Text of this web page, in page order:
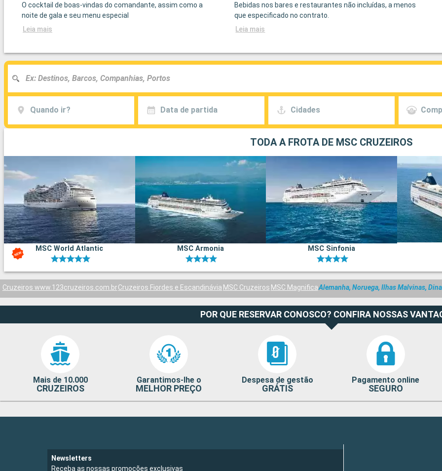
O cocktail de boas-vindas do comandante, assim como a
noite de gala e seu menu especial
Leia mais
Bebidas nos bares e restaurantes não incluídas, a menos
que especificado no contrato.
Leia mais
Quando ir? Data de partida Cidades
TODA A FROTA DE MSC CRUZEIROS
MSC World Atlantic MSC Armonia MSC Sinfonia
Cruzeiros www.123cruzeiros.com.brCruzeiros Fiordes e Escandinávia MSC Cruzeiros MSC MagnificaAlemanha, Noruega, Ilhas Malvinas,
POR QUE RESERVAR CONOSCO? CONFIRA NOSSAS
Mais de 10.000
CRUZEIROS
Garantimos-lhe o
MELHOR PREÇO
Despesa de gestão
GRÁTIS
Pagamento online
SEGURO
Newsletters
Receba as nossas promoções exclusivas